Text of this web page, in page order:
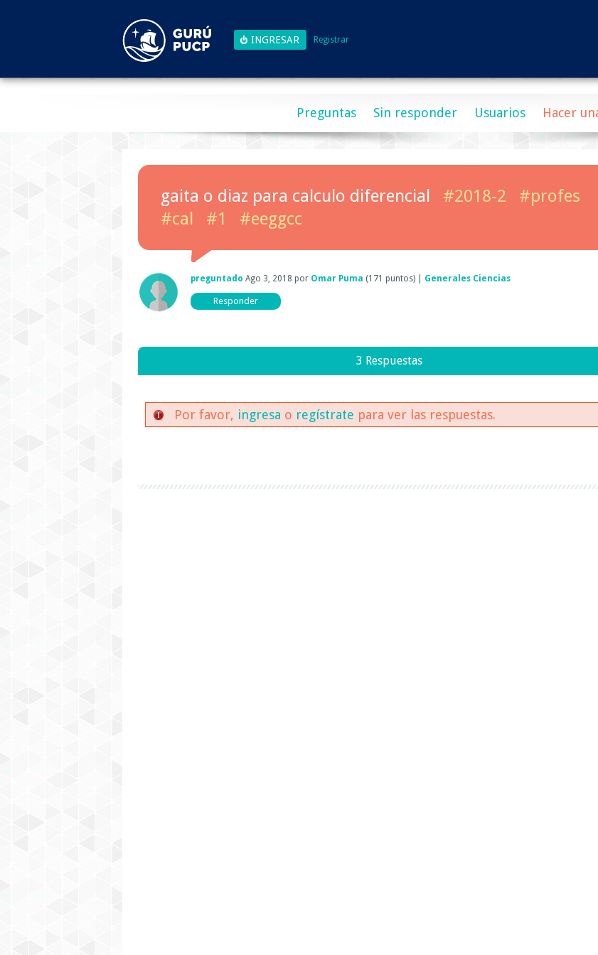
Registrar
Preguntas Sin responder Usuarios Hacer
gaita o diaz para calculo diferencial #2018-2
#profes
#cal
#1 #eeggcc
preguntado Ago 3, 2018 por Omar Puma (171 puntos) Generales Ciencias
3 Respuestas
Por favor, ingresa o regístrate para ver las respuestas.